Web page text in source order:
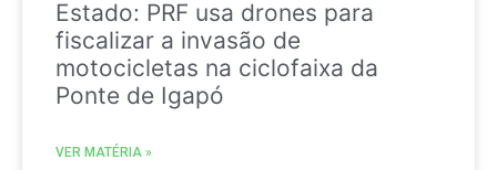
Estado: PRF usa drones para
fiscalizar a invasão de
motocicletas na ciclofaixa da
Ponte de Igapó
VER MATÉRIA »